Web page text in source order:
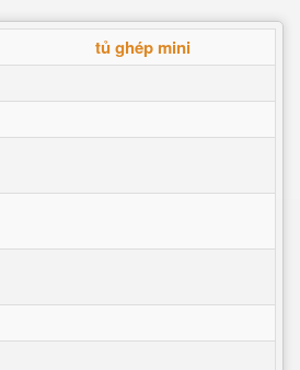
tủ ghép mini